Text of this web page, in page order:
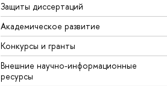
Защиты диссертаций
Академическое развитие
Конкурсы и гранты
Внешние научно-информационные
ресурсы